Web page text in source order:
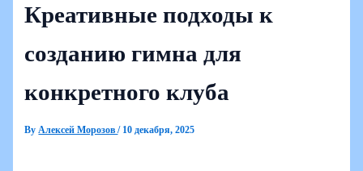
Креативные подходы к
созданию гимна для
конкретного клуба
ByАлексей Морозов/ 10 декабря, 2025